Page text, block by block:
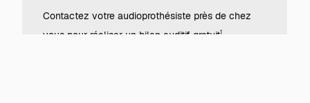
Contactez votre audioprothésiste près de chez
vous pour réaliser un bilan auditif gratuit1